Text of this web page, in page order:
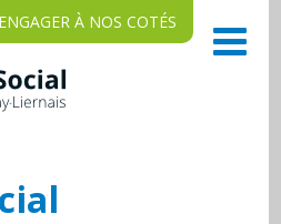
À NOS COTÉS